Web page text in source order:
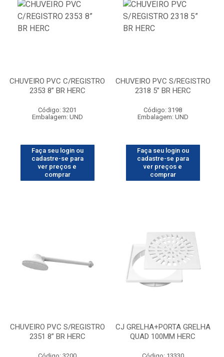
CHUVEIRO PVC C/REGISTRO
2353 8” BR HERC
Código: 3201
Embalagem: UND
Faça seu login ou
cadastre-se para
ver preços e
comprar
CHUVEIRO PVC S/REGISTRO
2318 5” BR HERC
Código: 3198
Embalagem: UND
Faça seu login ou
cadastre-se para
ver preços e
comprar
CHUVEIRO PVC S/REGISTRO
2351 8” BR HERC
CJ GRELHA+PORTA GRELHA
QUAD 100MM HERC